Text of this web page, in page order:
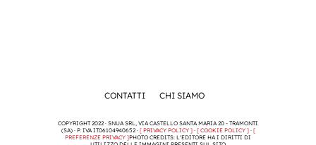
CONTATTI CHI SIAMO
COPYRIGHT 2022 · SNUA SRL, VIA CASTELLO SANTA MARIA 20 - TRAMONTI
(SA) · P. IVA IT06104940652 · [ PRIVACY POLICY ]· [ COOKIE POLICY ]· [
PREFERENZE PRIVACY ]PHOTO CREDITS: L'EDITORE HA I DIRITTI DI